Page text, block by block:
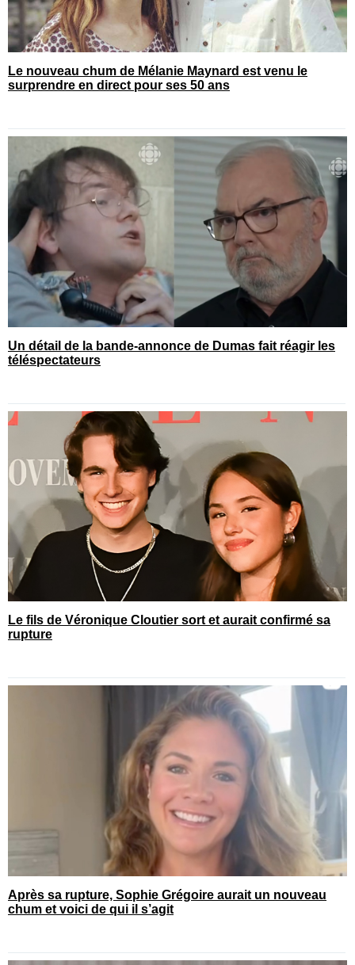
Le nouveau chum de Mélanie Maynard est venu le
surprendre en direct pour ses 50 ans
Un détail de la bande-annonce de Dumas fait réagir les
téléspectateurs
Le fils de Véronique Cloutier sort et aurait confirmé sa
rupture
Après sa rupture, Sophie Grégoire aurait un nouveau
chum et voici de qui il s’agit